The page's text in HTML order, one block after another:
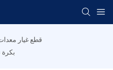
قطع غيار
بكرة